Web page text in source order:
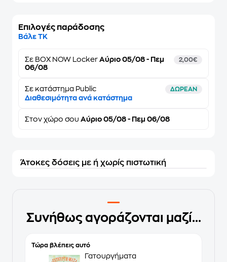
Επιλογές παράδοσης
Βάλε ΤΚ
Σε BOX NOW Locker Αύριο 05/08 - Πεμ
06/08
2,00€
Σε κατάστημα Public ΔΩΡΕΑΝ
Διαθεσιμότητα ανά κατάστημα
Στον χώρο σου Αύριο 05/08 - Πεμ 06/08
Άτοκες δόσεις με ή χωρίς πιστωτική
Συνήθως αγοράζονται μαζί...
Τώρα βλέπεις αυτό
Γατουργήματα